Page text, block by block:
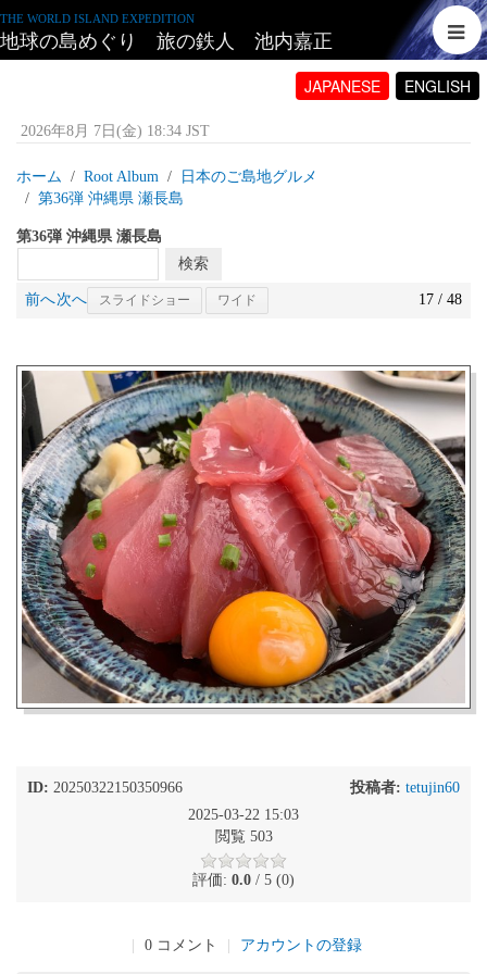
THE WORLD ISLAND EXPEDITION
地球の島めぐり 旅の鉄人 池内嘉正
JAPANESE ENGLISH
2026年8月 7日(金) 18:34 JST
ホーム Root Album
日本のご島地グルメ
第36弾 沖縄県 瀬長島
第36弾 沖縄県 瀬長島
前へ次へ スライドショー ワイド 17 / 48
ID: 20250322150350966 投稿者: tetujin60
2025-03-22 15:03
閲覧 503
評価: 0.0 / 5 (0)
0 コメント アカウントの登録